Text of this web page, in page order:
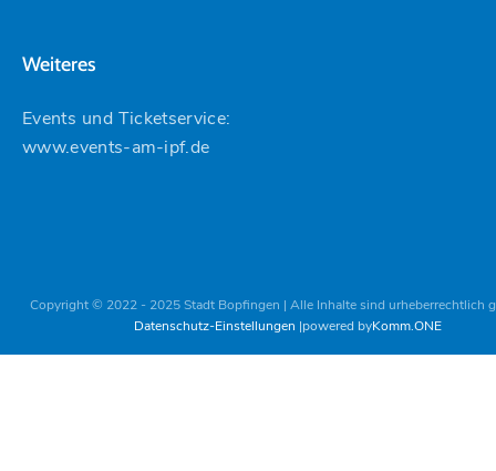
Weiteres
Events und Ticketservice:
www.events-am-ipf.de
Copyright © 2022 - 2025 Stadt Bopfingen | Alle Inhalte sind urheberrechtlich
Datenschutz-Einstellungen powered byKomm.ONE